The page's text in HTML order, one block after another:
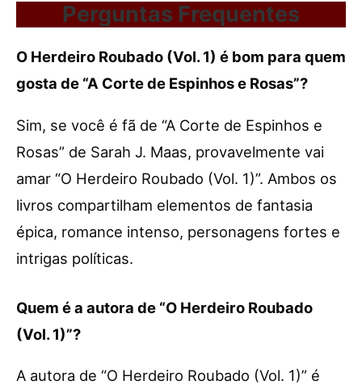
Perguntas Frequentes
O Herdeiro Roubado (Vol. 1) é bom para quem
gosta de “A Corte de Espinhos e Rosas”?
Sim, se você é fã de “A Corte de Espinhos e
Rosas” de Sarah J. Maas, provavelmente vai
amar “O Herdeiro Roubado (Vol. 1)”. Ambos os
livros compartilham elementos de fantasia
épica, romance intenso, personagens fortes e
intrigas políticas.
Quem é a autora de “O Herdeiro Roubado
(Vol. 1)”?
A autora de “O Herdeiro Roubado (Vol. 1)” é